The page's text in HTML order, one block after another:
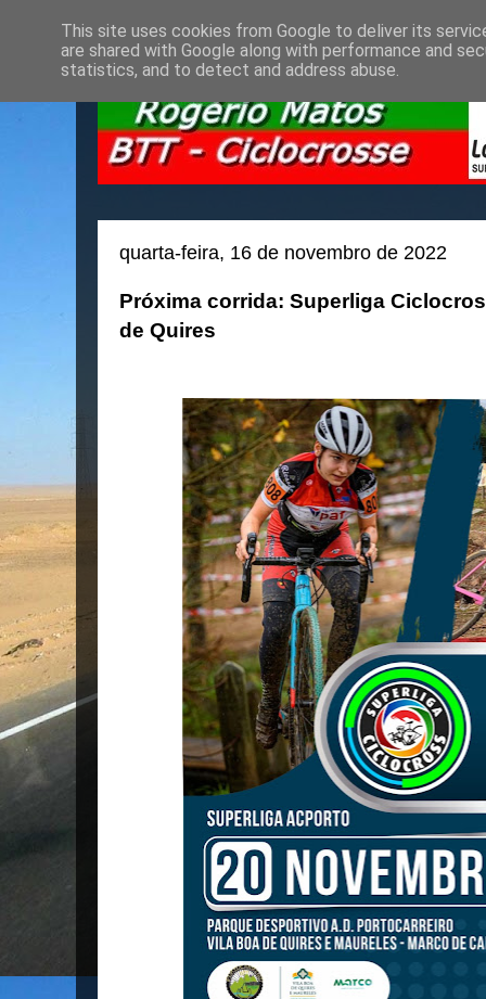
quarta-feira, 16 de novembro de 2022
Próxima corrida: Superliga
de Quires
This site uses cookies from Google to deliver its
are shared with Google along with performance and
statistics, and to detect and address abuse.